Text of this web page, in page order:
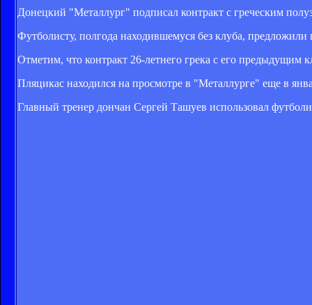
Донецкий "Металлург" подписал контракт с греческим
Футболисту, полгода находившемуся без клуба,
Отметим, что контракт 26-летнего грека с его предыдущим
Пляцикас находился на просмотре в "Металлурге" еще в
Главный тренер дончан Сергей Ташуев использовал